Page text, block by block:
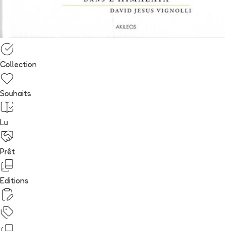
Collection
Souhaits
Lu
Prêt
Editions